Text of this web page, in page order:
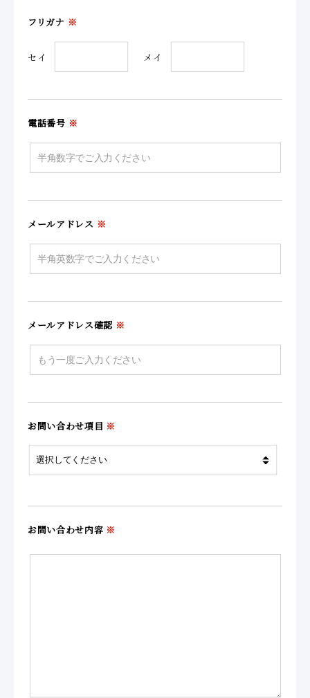
フリガナ ※
セイ メイ
電話番号 ※
メールアドレス ※
メールアドレス確認 ※
お問い合わせ項目 ※
お問い合わせ内容 ※